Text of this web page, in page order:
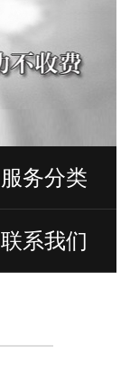
服务分类
联系我们